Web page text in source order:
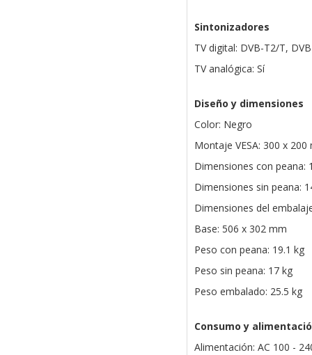
Sintonizadores
TV digital: DVB-T2/T,
TV analógica: Sí
Diseño y dimensiones
Color: Negro
Montaje VESA: 300 x 200
Dimensiones con peana:
Dimensiones sin peana:
Dimensiones del
Base: 506 x 302 mm
Peso con peana: 19.1 kg
Peso sin peana: 17 kg
Peso embalado: 25.5 kg
Consumo y
Alimentación: AC 100 -